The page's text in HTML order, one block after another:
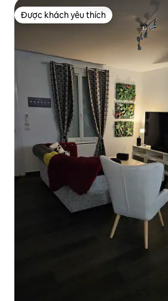
Được khách yêu thích
Được khách yêu thích